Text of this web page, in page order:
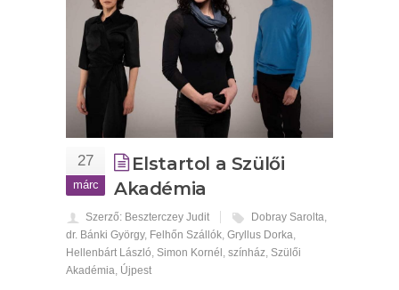
27
márc
Elstartol a Szülői
Akadémia
Szerző: Beszterczey Judit Dobray Sarolta
dr. Bánki György, Felhőn Szállók Gryllus Dorka
Hellenbárt László Simon Kornél színház Szülői
Akadémia Újpest